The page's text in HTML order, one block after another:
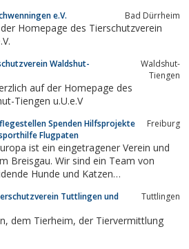
e.V. Bad Dürrheim
Homepage des Tierschutzverein
Waldshut-
Waldshut-
Tiengen
auf der Homepage des
Tiengen u.U.e.V
Spenden Hilfsprojekte
Flugpaten
Freiburg
ist ein eingetragener Verein und
Breisgau. Wir sind ein Team von
Hunden im In- aber auch im
viele...
Tuttlingen und
Tuttlingen